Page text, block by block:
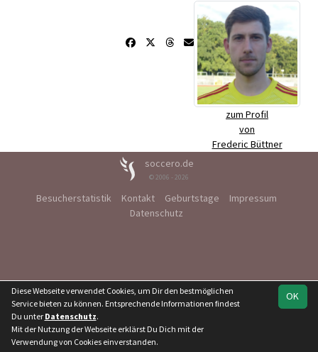
zum Profil
von
Frederic Büttner
soccero.de
© 2006 - 2026
Besucherstatistik Kontakt Geburtstage
Impressum
Datenschutz
OK
Diese Webseite verwendet Cookies, um Dir den bestmöglichen
Service bieten zu können. Entsprechende Informationen findest
Du unter Datenschutz.
Mit der Nutzung der Webseite erklärst Du Dich mit der
Verwendung von Cookies einverstanden.